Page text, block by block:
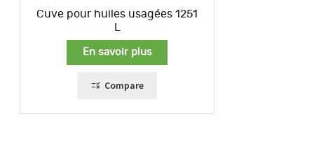
Cuve pour huiles usagées 1251
L
En savoir plus
Compare